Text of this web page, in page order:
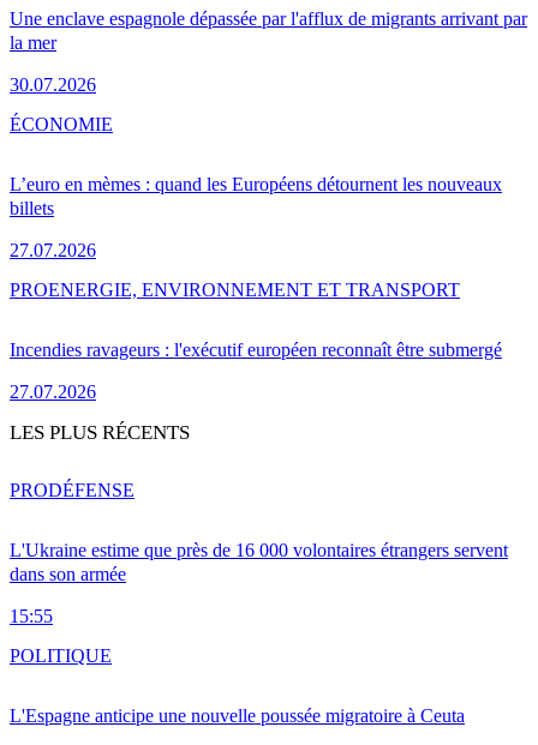
Une enclave espagnole dépassée par l'afflux de migrants arrivant par
la mer
30.07.2026
L’euro en mèmes : quand les Européens détournent les nouveaux
billets
27.07.2026
ÉCONOMIE
Incendies ravageurs : l'exécutif européen reconnaît être submergé
27.07.2026
PROENERGIE, ENVIRONNEMENT ET TRANSPORT
LES PLUS RÉCENTS
L'Ukraine estime que près de 16 000 volontaires étrangers servent
dans son armée
15:55
PRODÉFENSE
L'Espagne anticipe une nouvelle poussée migratoire à Ceuta
POLITIQUE